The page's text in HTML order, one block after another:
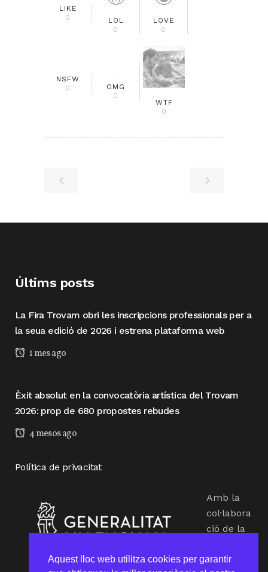
LIKE
0
LOL
0
LOVE
0
NSFW
0
OMG
0
WTF
0
Últims posts
La Fira Trovam obri les inscripcions professionals per a
la seua edició de 2026 i estrena plataforma web
1 mes ago
Èxit absolut en la convocatòria artística del Trovam
2026: prop de 680 propostes rebudes
4 mesos ago
Política de privacitat
Amb la
col·labora
ció de la
a
Aquest lloc web utilitza cookies per garantir